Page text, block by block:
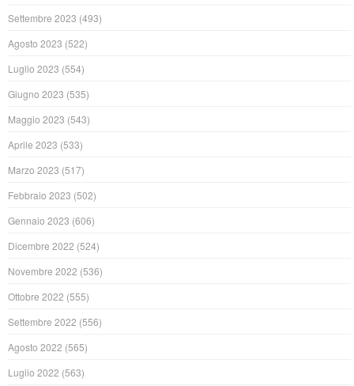
Settembre 2023 (493)
Agosto 2023 (522)
Luglio 2023 (554)
Giugno 2023 (535)
Maggio 2023 (543)
Aprile 2023 (533)
Marzo 2023 (517)
Febbraio 2023 (502)
Gennaio 2023 (606)
Dicembre 2022 (524)
Novembre 2022 (536)
Ottobre 2022 (555)
Settembre 2022 (556)
Agosto 2022 (565)
Luglio 2022 (563)